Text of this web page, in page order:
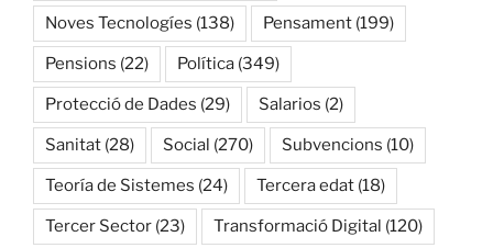
Noves Tecnologíes (138) Pensament (199)
Pensions (22) Política (349)
Protecció de Dades (29) Salarios (2)
Sanitat (28) Social (270) Subvencions (10)
Teoría de Sistemes (24) Tercera edat (18)
Tercer Sector (23) Transformació Digital (120)